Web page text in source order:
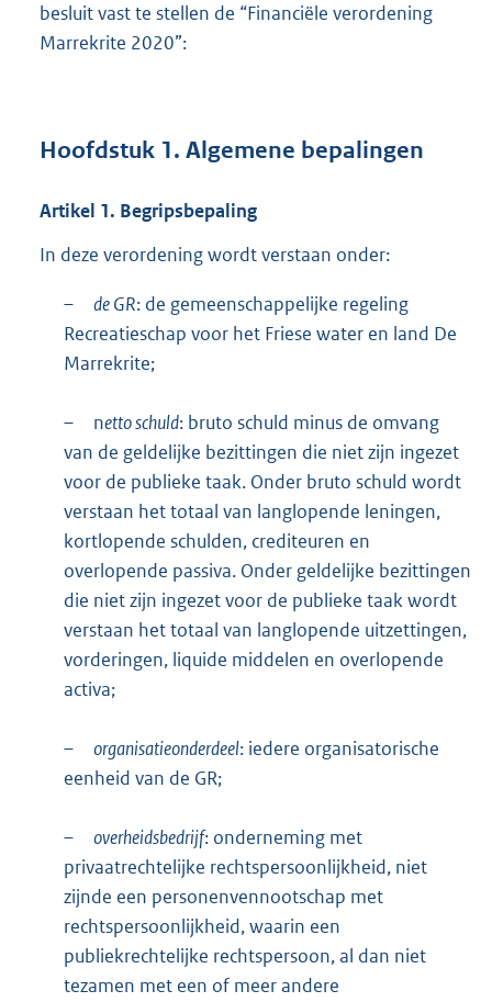
besluit vast te stellen de “Financiële verordening
Marrekrite 2020”:
Hoofdstuk 1. Algemene bepalingen
Artikel 1. Begripsbepaling
In deze verordening wordt verstaan onder:
– de GR: de gemeenschappelijke regeling
Recreatieschap voor het Friese water en land De
Marrekrite;
– netto schuld: bruto schuld minus de omvang
van de geldelijke bezittingen die niet zijn ingezet
voor de publieke taak. Onder bruto schuld wordt
verstaan het totaal van langlopende leningen,
kortlopende schulden, crediteuren en
overlopende passiva. Onder geldelijke bezittingen
die niet zijn ingezet voor de publieke taak wordt
verstaan het totaal van langlopende uitzettingen,
vorderingen, liquide middelen en overlopende
activa;
– organisatieonderdeel: iedere organisatorische
eenheid van de GR;
– overheidsbedrijf: onderneming met
privaatrechtelijke rechtspersoonlijkheid, niet
zijnde een personenvennootschap met
rechtspersoonlijkheid, waarin een
publiekrechtelijke rechtspersoon, al dan niet
tezamen met een of meer andere